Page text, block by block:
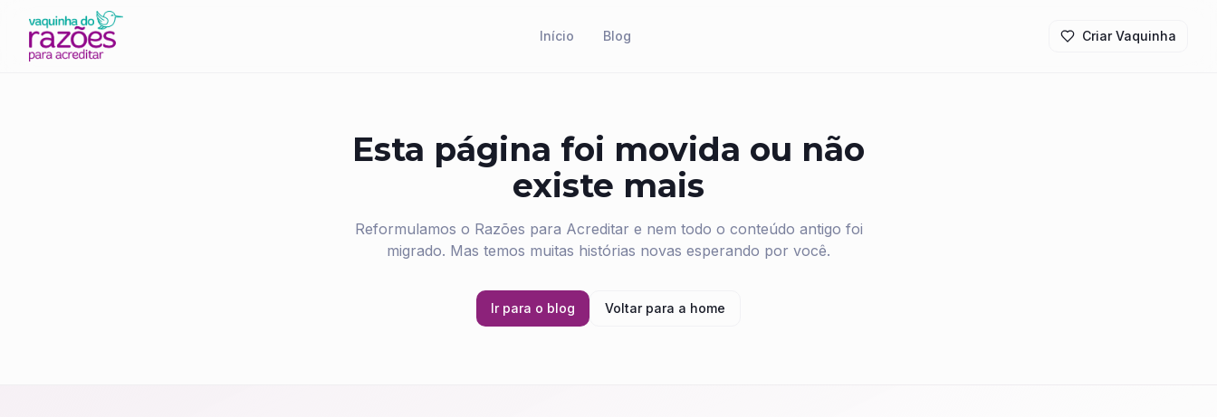
Início Blog Criar Vaquinha
Esta página foi movida ou não
existe mais
Reformulamos o Razões para Acreditar e nem todo o conteúdo antigo foi
migrado. Mas temos muitas histórias novas esperando por você.
Ir para o blog Voltar para a home